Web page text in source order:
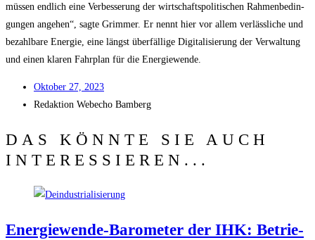
müs­sen end­lich eine Ver­bes­se­rung der wirt­schafts­po­li­ti­schen Rah­men­be­din­
gun­gen ange­hen“, sag­te Grim­mer. Er nennt hier vor allem ver­läss­li­che und
bezahl­ba­re Ener­gie, eine längst über­fäl­li­ge Digi­ta­li­sie­rung der Ver­wal­tung
und einen kla­ren Fahr­plan für die Energiewende.
Okto­ber 27, 2023
Redak­ti­on Web­echo Bamberg
DAS KÖNNTE SIE AUCH
INTERESSIEREN...
Ener­gie­wen­de-Baro­me­ter der IHK: Betrie­